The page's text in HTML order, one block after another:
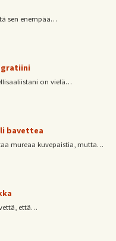
sen enempää…
on vielä…
bavettea
mureaa kuvepaistia, mutta…
että…